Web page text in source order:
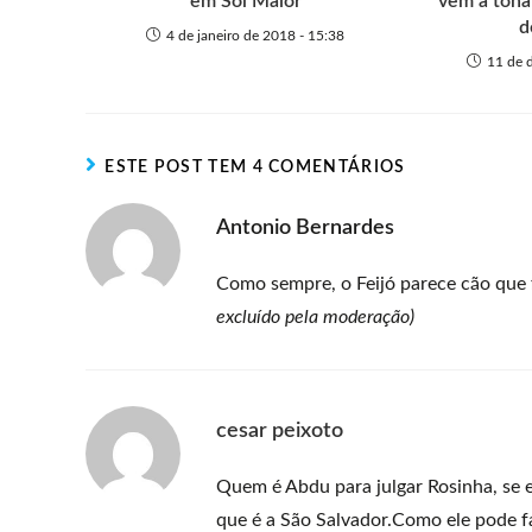
4 de janeiro de 2018 - 15:38
11 de
ESTE POST TEM 4 COMENTÁRIOS
Antonio Bernardes
Como sempre, o Feijó parece cão
excluído pela moderação)
cesar peixoto
Quem é Abdu para julgar Rosinha,
que é a São Salvador.Como ele pode